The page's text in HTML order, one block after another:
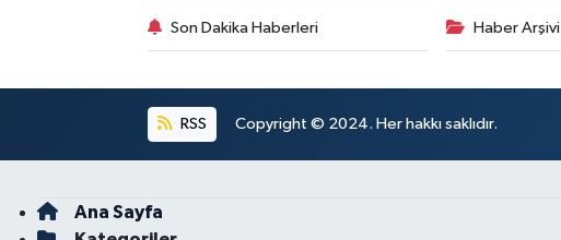
Son Dakika Haberleri Haber Arşivi
RSS Copyright © 2024. Her hakkı saklıdır.
Ana Sayfa